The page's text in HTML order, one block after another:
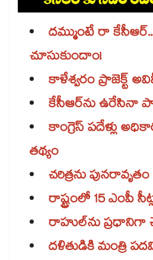
దమ్ముంటే రా
చూసుకుందాం!
కాళేశ్వరం ప్రాజెక్ట్​
కేసీఆర్​ను ఉరేసినా
కాంగ్రెస్​ పదేళ్లు
తథ్యం
చరిత్రను
రాష్ట్రంలో 15 ఎంపీ
రాహుల్​ను ప్రధానిగా
దళితుడికి మంత్రి